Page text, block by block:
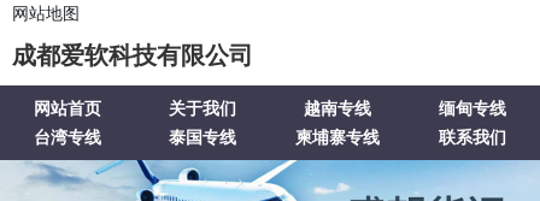
网站地图
成都爱软科技有限公司
网站首页 关于我们 越南专线
缅甸专线
台湾专线
泰国专线 柬埔寨专线 联系我们